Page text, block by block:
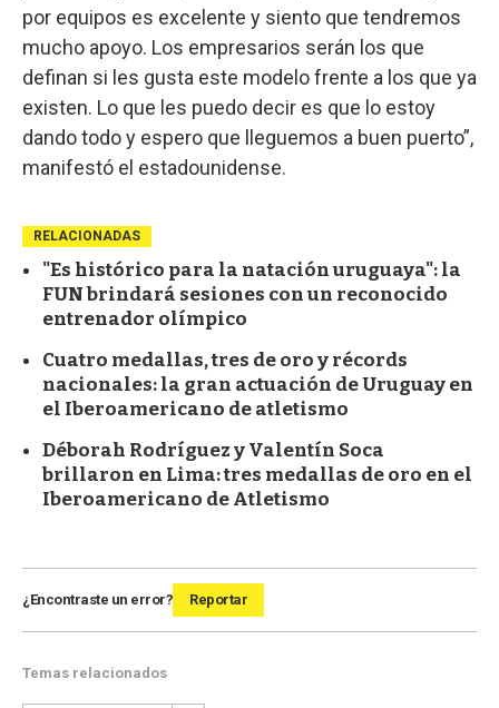
por equipos es excelente y siento que tendremos
mucho apoyo. Los empresarios serán los que
definan si les gusta este modelo frente a los que ya
existen. Lo que les puedo decir es que lo estoy
dando todo y espero que lleguemos a buen puerto”,
manifestó el estadounidense.
RELACIONADAS
"Es histórico para la natación uruguaya": la
FUN brindará sesiones con un reconocido
entrenador olímpico
Cuatro medallas, tres de oro y récords
nacionales: la gran actuación de Uruguay en
el Iberoamericano de atletismo
Déborah Rodríguez y Valentín Soca
brillaron en Lima: tres medallas de oro en el
Iberoamericano de Atletismo
¿Encontraste un error? Reportar
Temas relacionados